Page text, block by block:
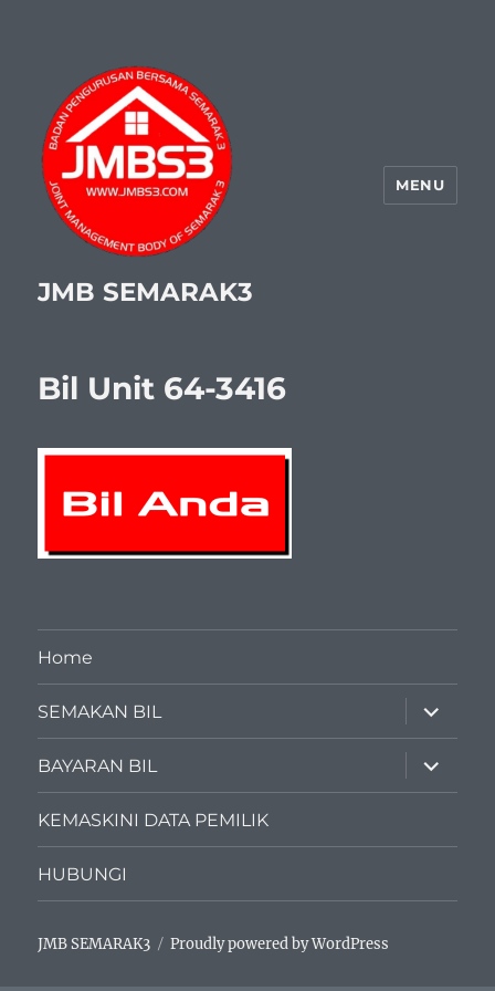
JMB SEMARAK3
MENU
Bil Unit 64-3416
Home
SEMAKAN BIL
expand
child
menu
BAYARAN BIL
expand
child
menu
KEMASKINI DATA PEMILIK
HUBUNGI
JMB SEMARAK3 Proudly powered by WordPress